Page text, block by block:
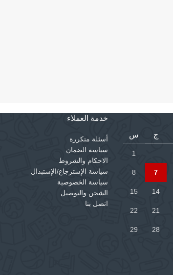
ج س
1
7
8
14
15
21
22
28
29
خدمة العملاء
أسئلة متكررة
سياسة الضمان
الاحكام والشروط
سياسة الإسترجاع/الإستبدال
سياسة الخصوصية
الشحن والتوصيل
اتصل بنا